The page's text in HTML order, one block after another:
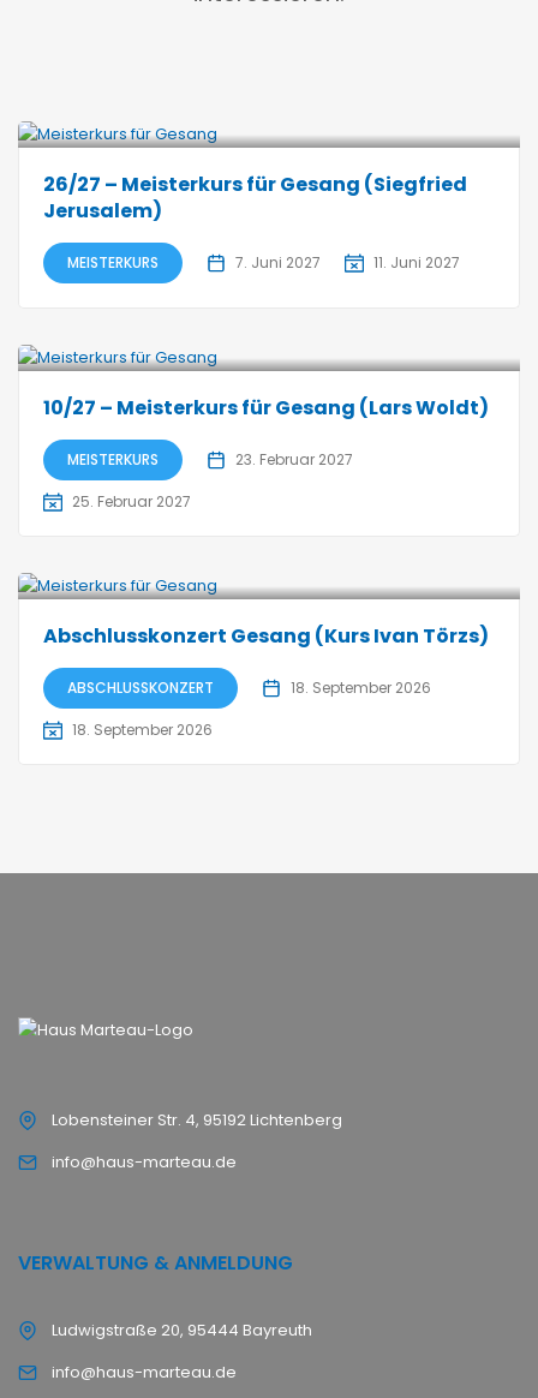
26/27 – Meisterkurs für Gesang (Siegfried
Jerusalem)
MEISTERKURS 7. Juni 2027 11. Juni 2027
10/27 – Meisterkurs für Gesang (Lars Woldt)
MEISTERKURS 23. Februar 2027
25. Februar 2027
Abschlusskonzert Gesang (Kurs Ivan Törzs)
ABSCHLUSSKONZERT 18. September 2026
18. September 2026
Lobensteiner Str. 4, 95192 Lichtenberg
info@haus-marteau.de
VERWALTUNG & ANMELDUNG
Ludwigstraße 20, 95444 Bayreuth
info@haus-marteau.de